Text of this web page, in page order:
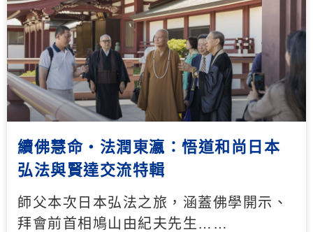
續佛慧命‧法潤東瀛：悟道和尚日本
弘法與賢達交流特輯
師父本次日本弘法之旅，涵蓋佛學開示、
拜會前首相鳩山由紀夫先生……